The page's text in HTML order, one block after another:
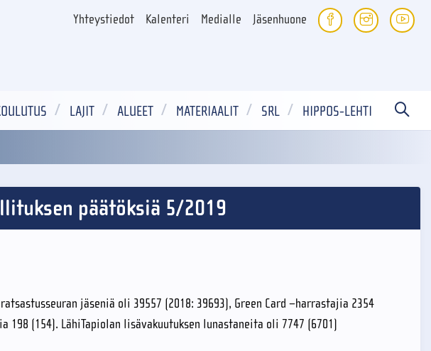
Yhteystiedot Kalenteri Medialle Jäsenhuone
LAJIT ALUEET MATERIAALIT SRL HIPPOS-LEHTI
päätöksiä 5/2019
jäseniä oli 39557 (2018: 39693), Green Card –harrastajia 2354
198 (154). LähiTapiolan lisävakuutuksen lunastaneita oli 7747 (6701)